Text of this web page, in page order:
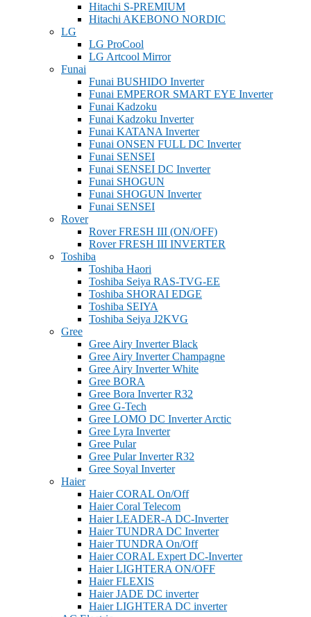
Hitachi S-PREMIUM
Hitachi AKEBONO NORDIC
LG
LG ProCool
LG Artcool Mirror
Funai
Funai BUSHIDO Inverter
Funai EMPEROR SMART EYE Inverter
Funai Kadzoku
Funai Kadzoku Inverter
Funai KATANA Inverter
Funai ONSEN FULL DC Inverter
Funai SENSEI
Funai SENSEI DC Inverter
Funai SHOGUN
Funai SHOGUN Inverter
Funai SENSEI
Rover
Rover FRESH III (ON/OFF)
Rover FRESH III INVERTER
Toshiba
Toshiba Haori
Toshiba Seiya RAS-TVG-EE
Toshiba SHORAI EDGE
Toshiba SEIYA
Toshiba Seiya J2KVG
Gree
Gree Airy Inverter Black
Gree Airy Inverter Champagne
Gree Airy Inverter White
Gree BORA
Gree Bora Inverter R32
Gree G-Tech
Gree LOMO DC Inverter Arctic
Gree Lyra Inverter
Gree Pular
Gree Pular Inverter R32
Gree Soyal Inverter
Haier
Haier CORAL On/Off
Haier Coral Telecom
Haier LEADER-A DC-Inverter
Haier TUNDRA DC Inverter
Haier TUNDRA On/Off
Haier CORAL Expert DC-Inverter
Haier LIGHTERA ON/OFF
Haier FLEXIS
Haier JADE DC inverter
Haier LIGHTERA DC inverter